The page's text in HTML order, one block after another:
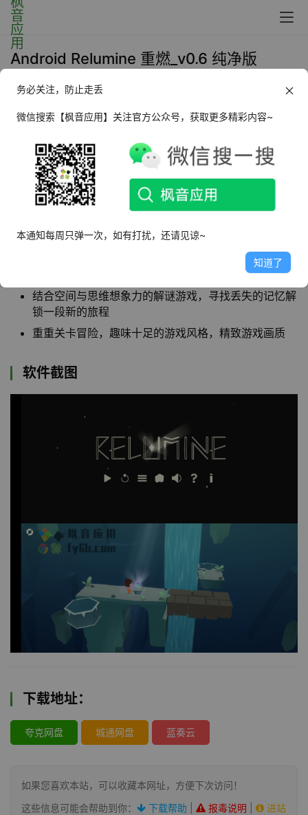
Android Relumine 重燃_v0.6 纯净版
2023年9月8日 09:43
和纪念碑谷有些类似，唯美的游戏画风，主角安
娜为了寻找自己的父亲，踏上了艰险的历程，一
路上困难重重，她需要客服重重困难，迎难而
结合空间与思维想象力的解谜游戏，寻找丢失的记忆解
锁一段新的旅程
重重关卡冒险，趣味十足的游戏风格，精致游戏画质
软件截图
下载地址：
夸克网盘 城通网盘 蓝奏云
如果您喜欢本站，可以收藏本网址，方便下次访问！
这些信息可能会帮助到你：
下载帮助 报毒说明
进站
务必关注，防止走丢
微信搜索【枫音应用】关注官方公众号，获取更多精彩内容~
本通知每周只弹一次，如有打扰，还请见谅~
知道了